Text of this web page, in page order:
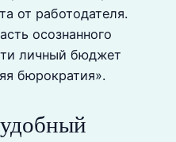
от работодателя.
осознанного
личный бюджет
бюрократия».